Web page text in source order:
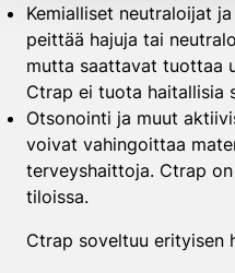
Kemialliset neutraloijat
peittää hajuja tai
mutta saattavat tuottaa
Ctrap ei tuota haitallisia
Otsonointi ja muut
voivat vahingoittaa
terveyshaittoja. Ctrap
tiloissa.
Ctrap soveltuu erityisen